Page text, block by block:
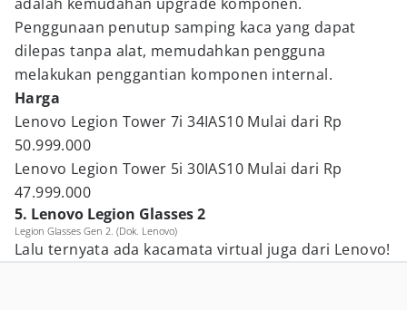
Penggunaan penutup samping kaca yang dapat
dilepas tanpa alat, memudahkan pengguna
melakukan penggantian komponen internal.
Harga
Lenovo Legion Tower 7i 34IAS10 Mulai dari Rp
50.999.000
Lenovo Legion Tower 5i 30IAS10 Mulai dari Rp
47.999.000
5. Lenovo Legion Glasses 2
Legion Glasses Gen 2. (Dok. Lenovo)
Lalu ternyata ada kacamata virtual juga dari Lenovo!